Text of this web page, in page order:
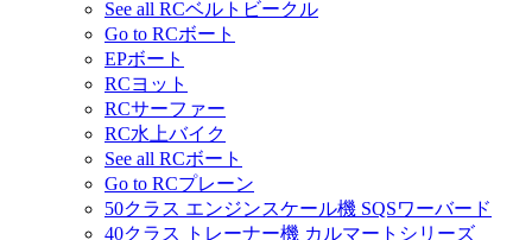
See all RCベルトビークル
Go to RCボート
EPボート
RCヨット
RCサーファー
RC水上バイク
See all RCボート
Go to RCプレーン
50クラス エンジンスケール機 SQSワーバード
40クラス トレーナー機 カルマートシリーズ